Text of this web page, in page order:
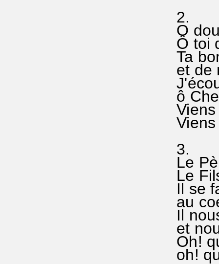
2.
O
Ô toi
Ta
et de
ô
3.
Le
Le
Il se
au
Il
et
Oh!
oh!